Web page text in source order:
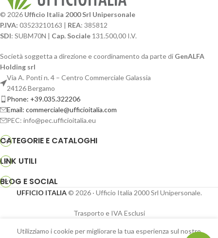
© 2026 Ufficio Italia 2000 Srl Unipersonale
P.IVA: 03523210163 | REA: 385812
SDI: SUBM70N | Cap. Sociale 131.500,00 I.V.
Società soggetta a direzione e coordinamento da parte di GenALFA
Holding srl
Via A. Ponti n. 4 – Centro Commerciale Galassia
24126 Bergamo
Phone: +39.035.322206
Email: commerciale@ufficioitalia.com
PEC: info@pec.ufficioitalia.eu
CATEGORIE E CATALOGHI
LINK UTILI
BLOG E SOCIAL
UFFICIO ITALIA © 2026· Ufficio Italia 2000 Srl Unipersonale.
Trasporto e IVA Esclusi
Utilizziamo i cookie per migliorare la tua esperienza sul nostro
Panca